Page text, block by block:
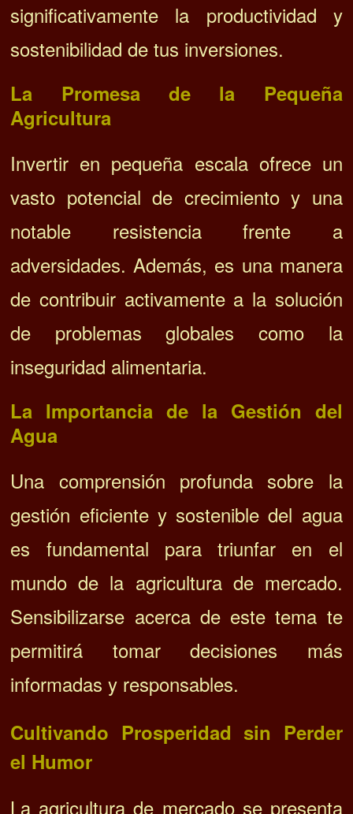
significativamente la productividad y
sostenibilidad de tus inversiones.
La Promesa de la Pequeña
Agricultura
Invertir en pequeña escala ofrece un
vasto potencial de crecimiento y una
notable resistencia frente a
adversidades. Además, es una manera
de contribuir activamente a la solución
de problemas globales como la
inseguridad alimentaria.
La Importancia de la Gestión del
Agua
Una comprensión profunda sobre la
gestión eficiente y sostenible del agua
es fundamental para triunfar en el
mundo de la agricultura de mercado.
Sensibilizarse acerca de este tema te
permitirá tomar decisiones más
informadas y responsables.
Cultivando Prosperidad sin Perder
el Humor
La agricultura de mercado se presenta